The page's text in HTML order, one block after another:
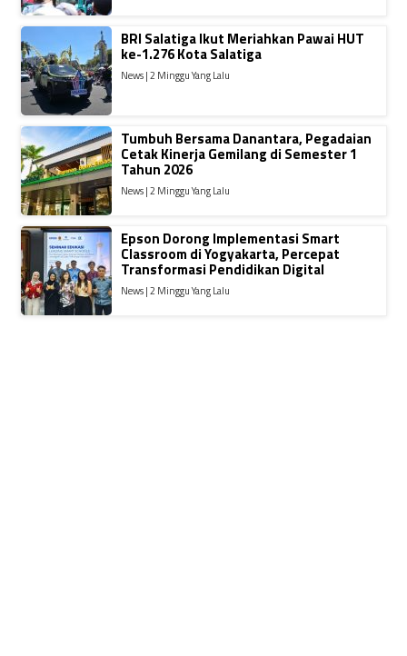
BRI Salatiga Ikut Meriahkan Pawai HUT
ke-1.276 Kota Salatiga
News | 2 Minggu Yang Lalu
Tumbuh Bersama Danantara, Pegadaian
Cetak Kinerja Gemilang di Semester 1
Tahun 2026
News | 2 Minggu Yang Lalu
Epson Dorong Implementasi Smart
Classroom di Yogyakarta, Percepat
Transformasi Pendidikan Digital
News | 2 Minggu Yang Lalu